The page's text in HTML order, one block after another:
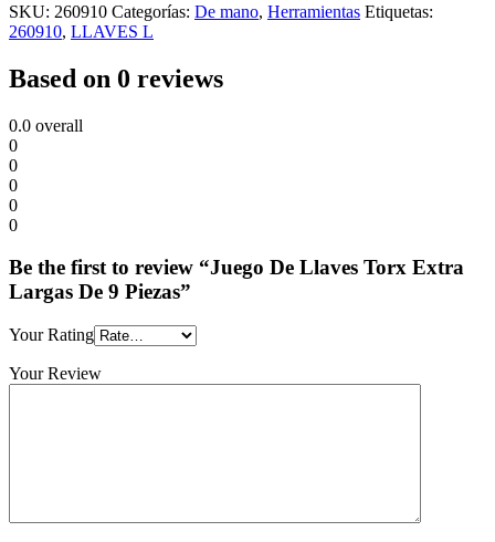
SKU: 260910 Categorías: De mano, Herramientas Etiquetas:
260910, LLAVES L
Based on 0 reviews
0.0 overall
0
0
0
0
0
Be the first to review “Juego De Llaves Torx Extra
Largas De 9 Piezas”
Your Rating
Your Review